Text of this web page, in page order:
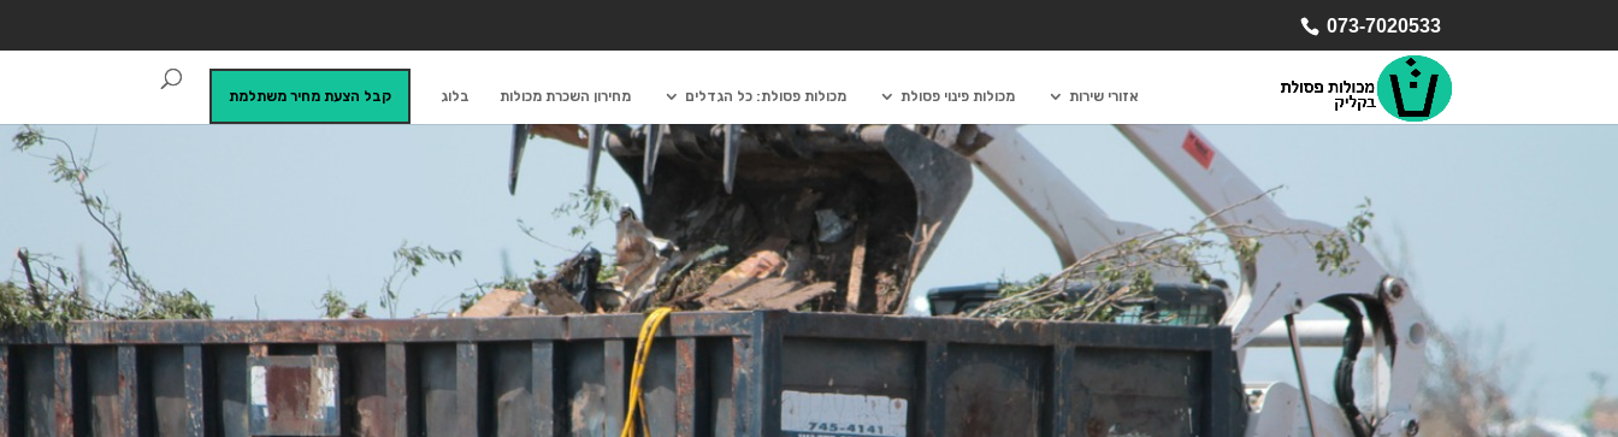
073-7020533
אזורי שירות מכולות פינוי פסולת מכולות פסולת: כל הגדלים מחירון השכרת מכולות בלוג קבל הצעת מחיר משתלמת